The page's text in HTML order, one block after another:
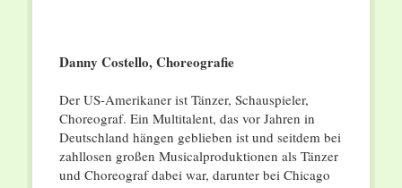
Danny Costello, Choreografie
Der US-Amerikaner ist Tänzer, Schauspieler,
Choreograf. Ein Multitalent, das vor Jahren in
Deutschland hängen geblieben ist und seitdem bei
zahllosen großen Musicalproduktionen als Tänzer
und Choreograf dabei war, darunter bei Chicago